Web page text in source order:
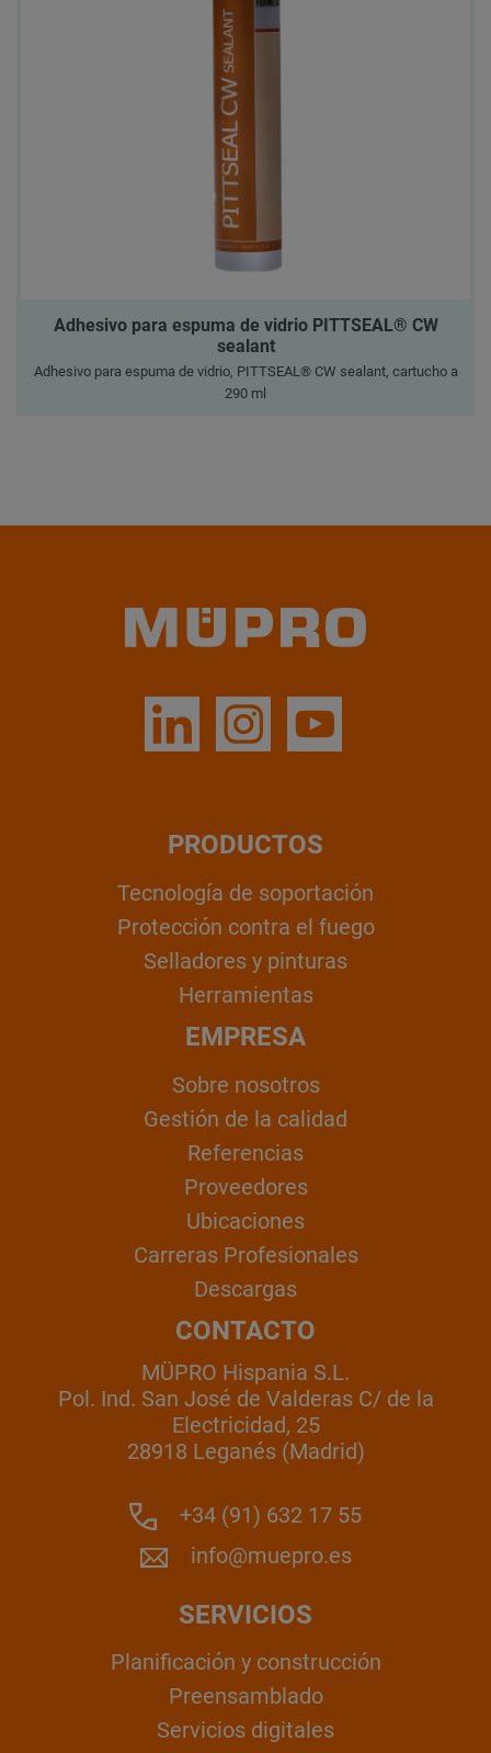
Adhesivo para espuma de vidrio PITTSEAL® CW
sealant
Adhesivo para espuma de vidrio, PITTSEAL® CW sealant, cartucho a
290 ml
PRODUCTOS
Tecnología de soportación
Protección contra el fuego
Selladores y pinturas
Herramientas
EMPRESA
Sobre nosotros
Gestión de la calidad
Referencias
Proveedores
Ubicaciones
Carreras Profesionales
Descargas
CONTACTO
MÜPRO Hispania S.L.
Pol. Ind. San José de Valderas C/ de la
Electricidad, 25
28918 Leganés (Madrid)
+34 (91) 632 17 55
info@muepro.es
SERVICIOS
Planificación y construcción
Preensamblado
Servicios digitales